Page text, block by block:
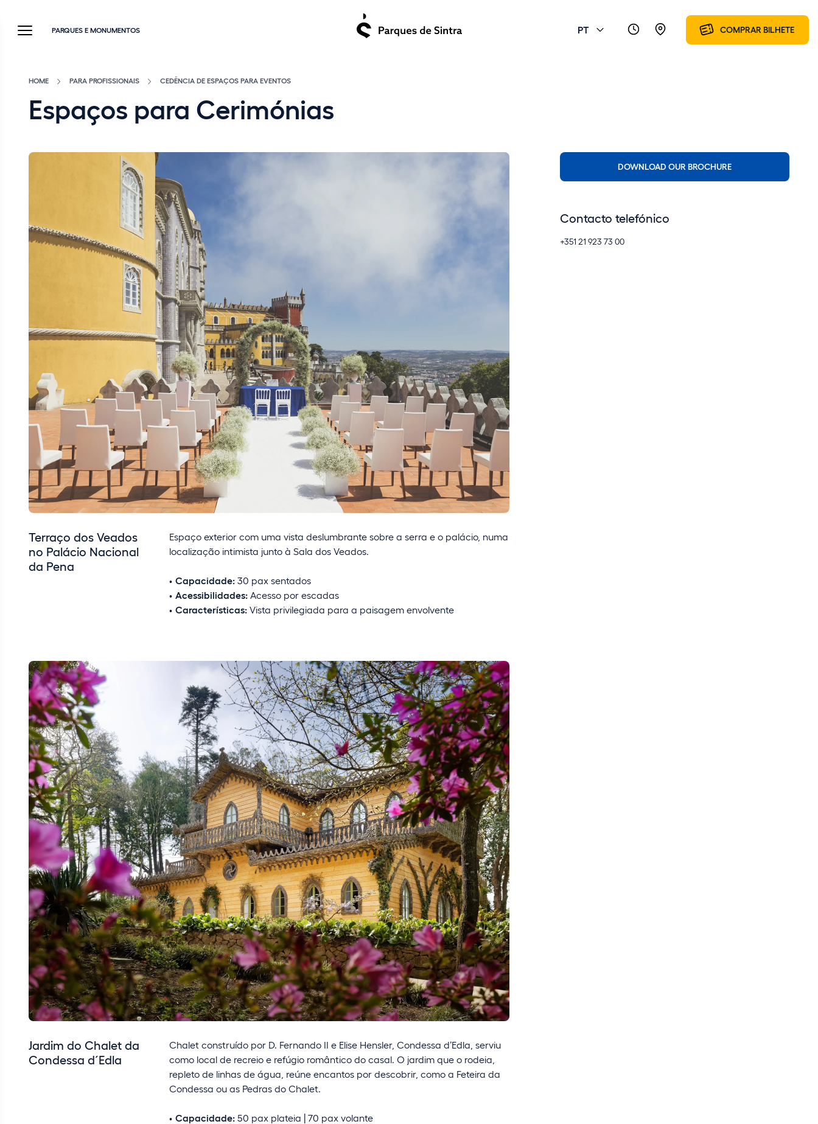
PARQUES E MONUMENTOS PT COMPRAR BILHETE
HOME PARA PROFISSIONAIS CEDÊNCIA DE ESPAÇOS PARA EVENTOS
Espaços para Cerimónias
Terraço dos Veados
no Palácio Nacional
da Pena
Espaço exterior com uma vista deslumbrante sobre a serra e o palácio, numa
localização intimista junto à Sala dos Veados.
Capacidade: 30 pax sentados
Acessibilidades: Acesso por escadas
Características: Vista privilegiada para a paisagem envolvente
Jardim do Chalet da
Condessa d´Edla
Chalet construído por D. Fernando II e Elise Hensler, Condessa d’Edla, serviu
como local de recreio e refúgio romântico do casal. O jardim que o rodeia,
repleto de linhas de água, reúne encantos por descobrir, como a Feteira da
Condessa ou as Pedras do Chalet.
Capacidade: 50 pax plateia | 70 pax volante
DOWNLOAD OUR BROCHURE
Contacto telefónico
+351 21 923 73 00